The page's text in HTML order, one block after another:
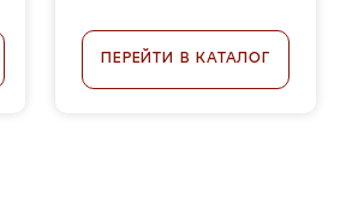
ПЕРЕЙТИ В КАТАЛОГ